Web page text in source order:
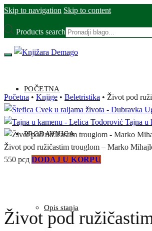
Skip to navigation Skip to content
Products search
POČETNA
PRODAVNICA
Opis stanja
Početna • Knjige • Beletristika • Život pod
Tajna u
Život pod ružičastim trouglom – Marko
550 рсд DODAJ U KORPU
Život pod